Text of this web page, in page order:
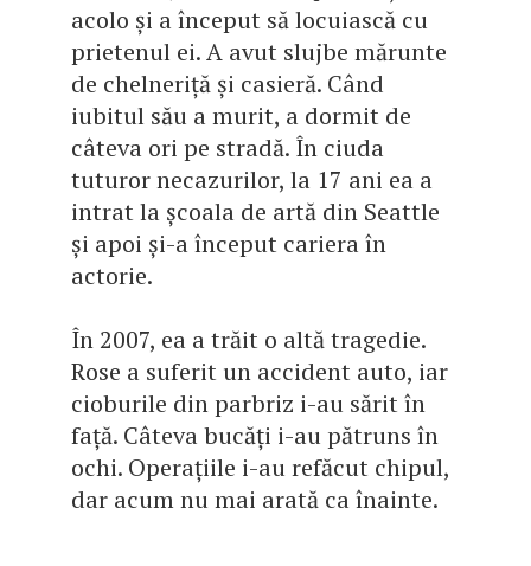
acolo și a început să locuiască cu
prietenul ei. A avut slujbe mărunte
de chelneriță și casieră. Când
iubitul său a murit, a dormit de
câteva ori pe stradă. În ciuda
tuturor necazurilor, la 17 ani ea a
intrat la școala de artă din Seattle
și apoi și-a început cariera în
actorie.
În 2007, ea a trăit o altă tragedie.
Rose a suferit un accident auto, iar
cioburile din parbriz i-au sărit în
față. Câteva bucăți i-au pătruns în
ochi. Operațiile i-au refăcut chipul,
dar acum nu mai arată ca înainte.